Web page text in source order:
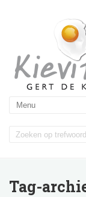
Tag-